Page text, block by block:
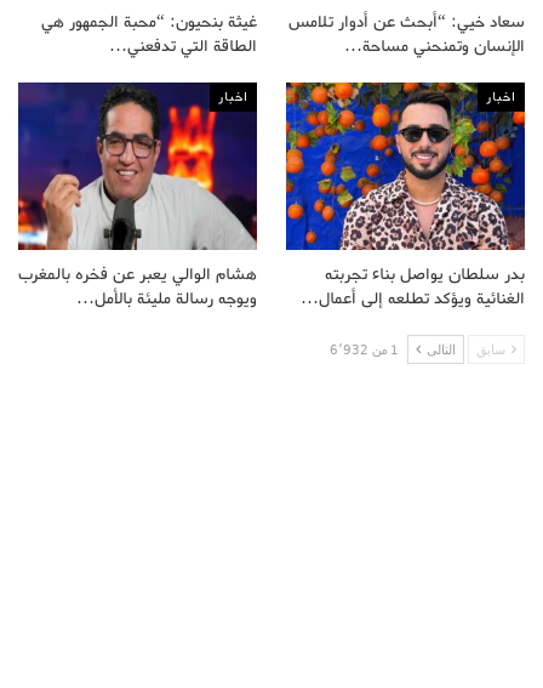
سعاد خيي: “أبحث عن أدوار تلامس
الإنسان وتمنحني مساحة…
غيثة بنحيون: “محبة الجمهور هي
الطاقة التي تدفعني…
اخبار
بدر سلطان يواصل بناء تجربته
الغنائية ويؤكد تطلعه إلى أعمال…
اخبار
هشام الوالي يعبر عن فخره بالمغرب
ويوجه رسالة مليئة بالأمل…
سابق التالى 1 من 6٬932